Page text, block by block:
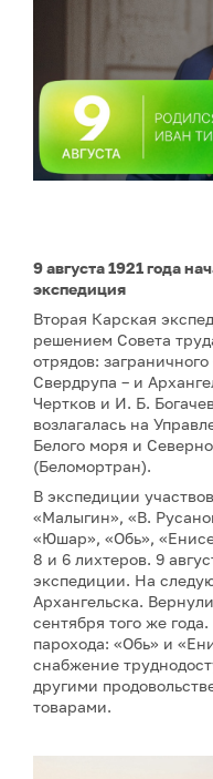
9 августа 1921 года
экспедиция
Вторая Карская
решением Совета
отрядов:
Свердрупа – и
Чертков и И. Б.
возлагалась на
Белого моря и
(Беломортран).
В экспедиции
«Малыгин», «В.
«Юшар», «Обь»,
8 и 6 лихтеров. 9
экспедиции. На
Архангельска.
сентября того же
парохода: «Обь» и
снабжение
другими
товарами.